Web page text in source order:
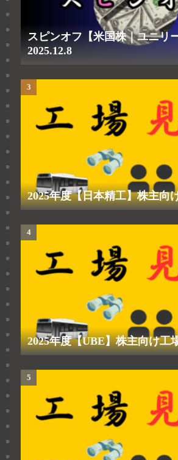
スピンオフ【米国株｜ユニリ
2025.12.8
2025年度【日本精工】株主向
2025年度【UBE】株主向け工